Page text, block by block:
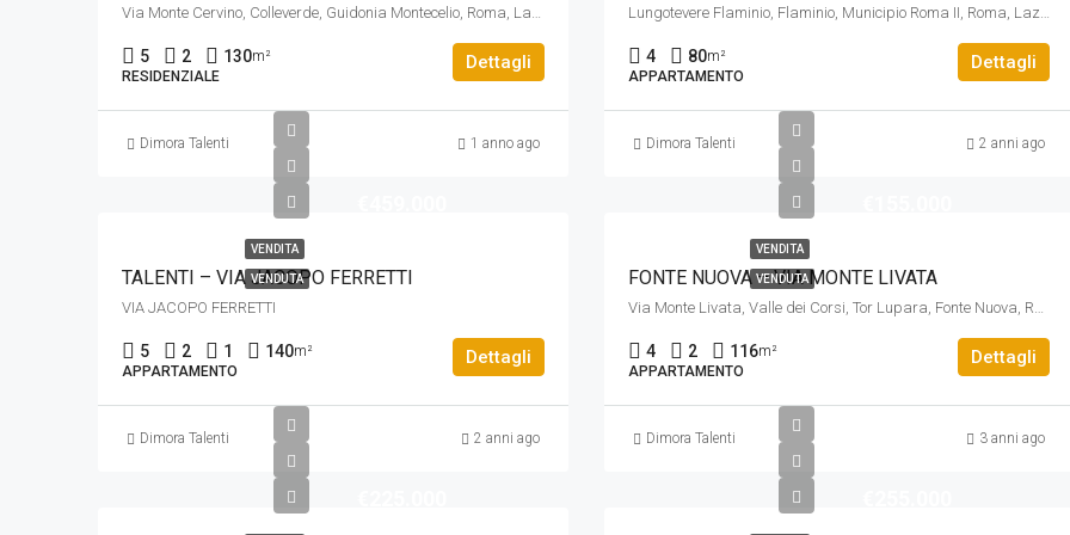
Via Monte Cervino, Colleverde, Guidonia Montecelio, Roma, Lazio, 00131, Italia
5 2 130m²
RESIDENZIALE
Dettagli
Dimora Talenti 1 anno ago
Lungotevere Flaminio, Flaminio, Municipio Roma II, Roma, Lazio, 00196, Italia
4 80m²
APPARTAMENTO
Dettagli
Dimora Talenti 2 anni ago
VENDITA
VENDUTA
TALENTI – VIA JACOPO FERRETTI
VIA JACOPO FERRETTI
5 2 1 140m²
APPARTAMENTO
Dettagli
Dimora Talenti 2 anni ago
VENDITA
VENDUTA
FONTE NUOVA – VIA MONTE LIVATA
Via Monte Livata, Valle dei Corsi, Tor Lupara, Fonte Nuova, Roma, Lazio, 00010, Italia
4 2 116m²
APPARTAMENTO
Dettagli
Dimora Talenti 3 anni ago